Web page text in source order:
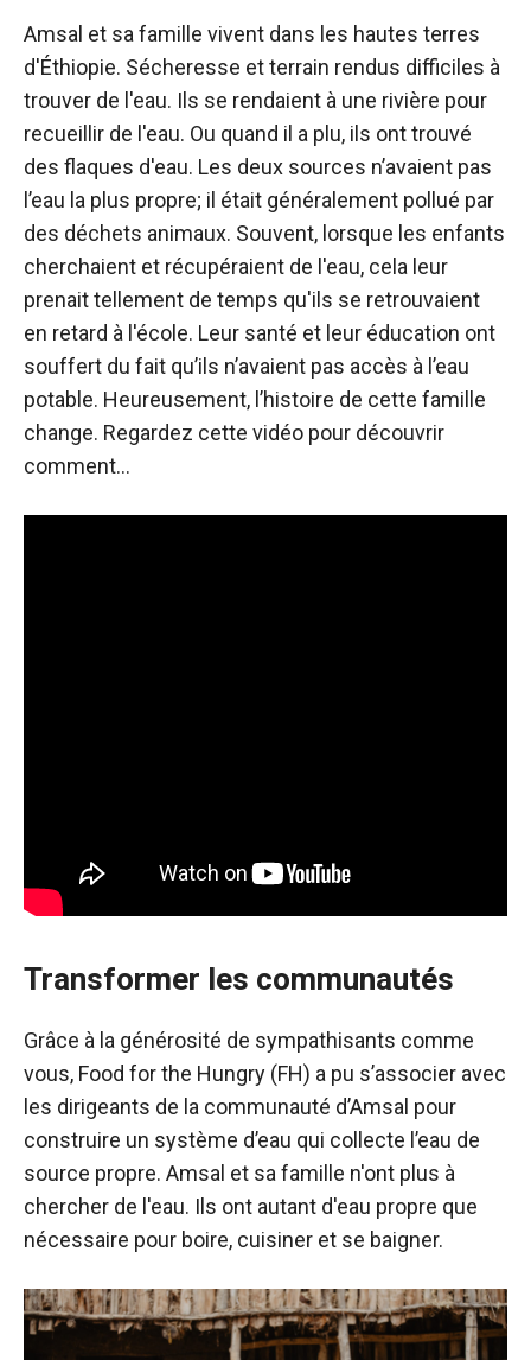
Amsal et sa famille vivent dans les hautes terres
d'Éthiopie. Sécheresse et terrain rendus difficiles à
trouver de l'eau. Ils se rendaient à une rivière pour
recueillir de l'eau. Ou quand il a plu, ils ont trouvé
des flaques d'eau. Les deux sources n’avaient pas
l’eau la plus propre; il était généralement pollué par
des déchets animaux. Souvent, lorsque les enfants
cherchaient et récupéraient de l'eau, cela leur
prenait tellement de temps qu'ils se retrouvaient
en retard à l'école. Leur santé et leur éducation ont
souffert du fait qu’ils n’avaient pas accès à l’eau
potable. Heureusement, l’histoire de cette famille
change. Regardez cette vidéo pour découvrir
comment…
Transformer les communautés
Grâce à la générosité de sympathisants comme
vous, Food for the Hungry (FH) a pu s’associer avec
les dirigeants de la communauté d’Amsal pour
construire un système d’eau qui collecte l’eau de
source propre. Amsal et sa famille n'ont plus à
chercher de l'eau. Ils ont autant d'eau propre que
nécessaire pour boire, cuisiner et se baigner.